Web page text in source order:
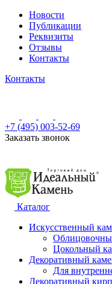
Новости
Публикации
Реквизиты
Отзывы
Контакты
Контакты
+7 (495) 003-52-69
Заказать звонок
Каталог
Искусственный
Цокольный
Декоративный
Для
Декоративный